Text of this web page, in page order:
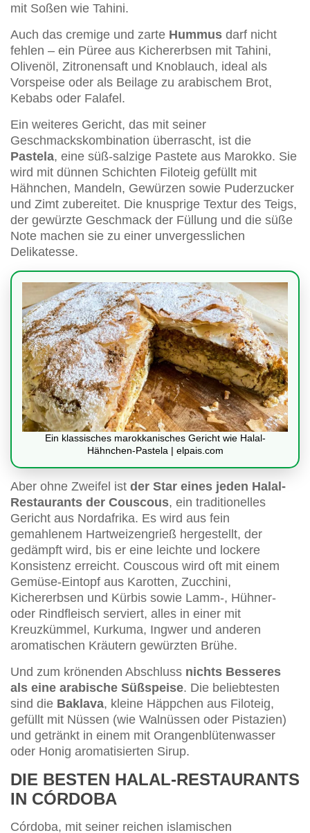
mit Soßen wie Tahini.
Auch das cremige und zarte Hummus darf nicht
fehlen – ein Püree aus Kichererbsen mit Tahini,
Olivenöl, Zitronensaft und Knoblauch, ideal als
Vorspeise oder als Beilage zu arabischem Brot,
Kebabs oder Falafel.
Ein weiteres Gericht, das mit seiner
Geschmackskombination überrascht, ist die
Pastela, eine süß-salzige Pastete aus Marokko. Sie
wird mit dünnen Schichten Filoteig gefüllt mit
Hähnchen, Mandeln, Gewürzen sowie Puderzucker
und Zimt zubereitet. Die knusprige Textur des Teigs,
der gewürzte Geschmack der Füllung und die süße
Note machen sie zu einer unvergesslichen
Delikatesse.
Ein klassisches marokkanisches Gericht wie Halal-
Hähnchen-Pastela | elpais.com
Aber ohne Zweifel ist der Star eines jeden Halal-
Restaurants der Couscous, ein traditionelles
Gericht aus Nordafrika. Es wird aus fein
gemahlenem Hartweizengrieß hergestellt, der
gedämpft wird, bis er eine leichte und lockere
Konsistenz erreicht. Couscous wird oft mit einem
Gemüse-Eintopf aus Karotten, Zucchini,
Kichererbsen und Kürbis sowie Lamm-, Hühner-
oder Rindfleisch serviert, alles in einer mit
Kreuzkümmel, Kurkuma, Ingwer und anderen
aromatischen Kräutern gewürzten Brühe.
Und zum krönenden Abschluss nichts Besseres
als eine arabische Süßspeise. Die beliebtesten
sind die Baklava, kleine Häppchen aus Filoteig,
gefüllt mit Nüssen (wie Walnüssen oder Pistazien)
und getränkt in einem mit Orangenblütenwasser
oder Honig aromatisierten Sirup.
DIE BESTEN HALAL-RESTAURANTS
IN CÓRDOBA
Córdoba, mit seiner reichen islamischen